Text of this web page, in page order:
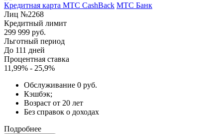
Кредитная карта МТС CashBack МТС Банк
Лиц №2268
Кредитный лимит
299 999 руб.
Льготный период
До 111 дней
Процентная ставка
11,99% - 25,9%
Обслуживание 0 руб.
Кэшбэк;
Возраст от 20 лет
Без справок о доходах
Подробнее